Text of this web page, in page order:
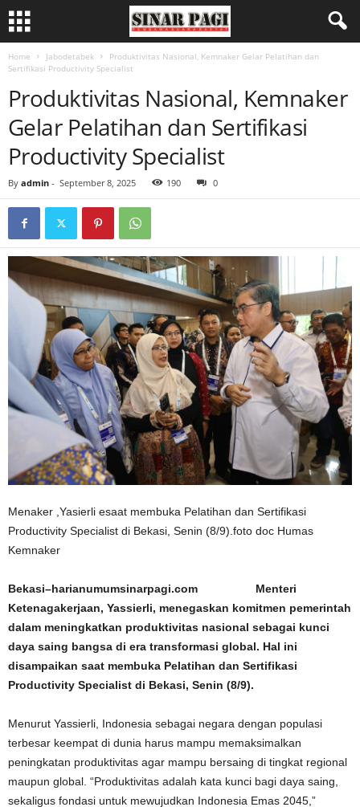
Home Jabodetabek
Produktivitas Nasional, Kemnaker Gelar Pelatihan dan
Sertifikasi Productivity Specialist
Produktivitas Nasional, Kemnaker
Gelar Pelatihan dan Sertifikasi
Productivity Specialist
By admin - September 8, 2025 190 0
Menaker ,Yasierli esaat membuka Pelatihan dan Sertifikasi
Productivity Specialist di Bekasi, Senin (8/9).foto doc Humas
Kemnaker
Bekasi–harianumumsinarpagi.com Menteri
Ketenagakerjaan, Yassierli, menegaskan komitmen pemerintah
dalam meningkatkan produktivitas nasional sebagai kunci
daya saing bangsa di era transformasi global. Hal ini
disampaikan saat membuka Pelatihan dan Sertifikasi
Productivity Specialist di Bekasi, Senin (8/9).
Menurut Yassierli, Indonesia sebagai negara dengan populasi
terbesar keempat di dunia harus mampu memaksimalkan
peningkatan produktivitas agar mampu bersaing di tingkat regional
maupun global. “Produktivitas adalah kata kunci bagi daya saing,
sekaligus fondasi untuk mewujudkan Indonesia Emas 2045,”